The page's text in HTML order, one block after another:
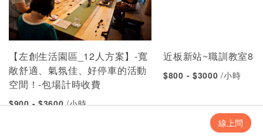
線上問
【左創生活園區_12人方案】-寬
敞舒適、氣氛佳、好停車的活動
空間！-包場計時收費
$900 - $3600/小時
近板新站~職訓教室
$800 - $3000/小時